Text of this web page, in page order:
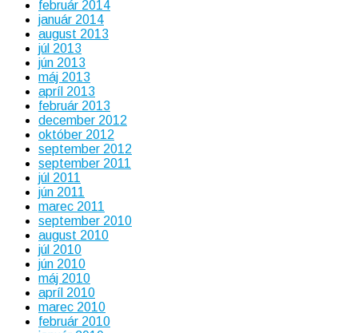
február 2014
január 2014
august 2013
júl 2013
jún 2013
máj 2013
apríl 2013
február 2013
december 2012
október 2012
september 2012
september 2011
júl 2011
jún 2011
marec 2011
september 2010
august 2010
júl 2010
jún 2010
máj 2010
apríl 2010
marec 2010
február 2010